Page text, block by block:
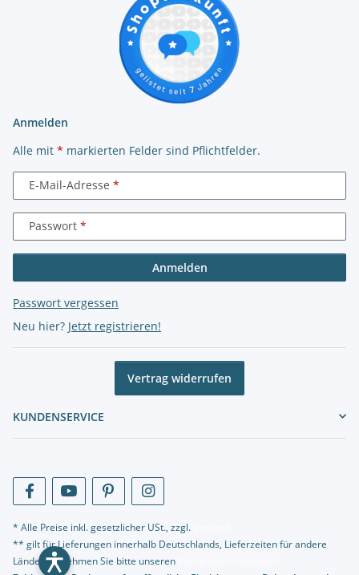
Anmelden
Alle mit * markierten Felder sind Pflichtfelder.
E-Mail-Adresse
Passwort
Anmelden
Passwort vergessen
Neu hier? Jetzt registrieren!
Vertrag widerrufen
KUNDENSERVICE
* Alle Preise inkl. gesetzlicher USt., zzgl.
** gilt für Lieferungen innerhalb Deutschlands, Lieferzeiten für andere
Länder entnehmen Sie bitte unseren